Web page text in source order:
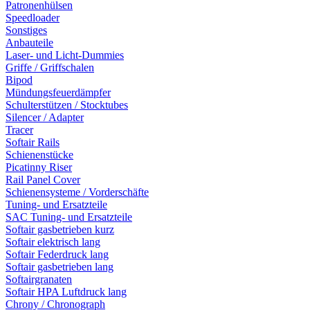
Patronenhülsen
Speedloader
Sonstiges
Anbauteile
Laser- und Licht-Dummies
Griffe / Griffschalen
Bipod
Mündungsfeuerdämpfer
Schulterstützen / Stocktubes
Silencer / Adapter
Tracer
Softair Rails
Schienenstücke
Picatinny Riser
Rail Panel Cover
Schienensysteme / Vorderschäfte
Tuning- und Ersatzteile
SAC Tuning- und Ersatzteile
Softair gasbetrieben kurz
Softair elektrisch lang
Softair Federdruck lang
Softair gasbetrieben lang
Softairgranaten
Softair HPA Luftdruck lang
Chrony / Chronograph